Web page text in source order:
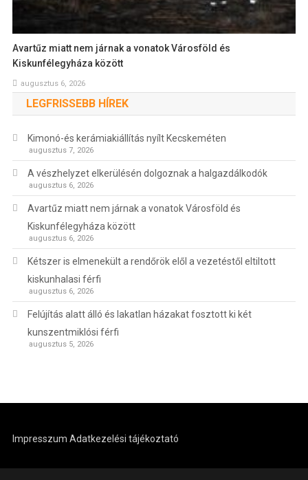
Avartűz miatt nem járnak a vonatok Városföld és
Kiskunfélegyháza között
augusztus 6, 2026
LEGFRISSEBB HÍREK
Kimonó-és kerámiakiállítás nyílt Kecskeméten
augusztus 7, 2026
A vészhelyzet elkerülésén dolgoznak a halgazdálkodók
augusztus 6, 2026
Avartűz miatt nem járnak a vonatok Városföld és
Kiskunfélegyháza között
augusztus 6, 2026
Kétszer is elmenekült a rendőrök elől a vezetéstől eltiltott
kiskunhalasi férfi
augusztus 6, 2026
Felújítás alatt álló és lakatlan házakat fosztott ki két
kunszentmiklósi férfi
augusztus 5, 2026
Impresszum Adatkezelési tájékoztató